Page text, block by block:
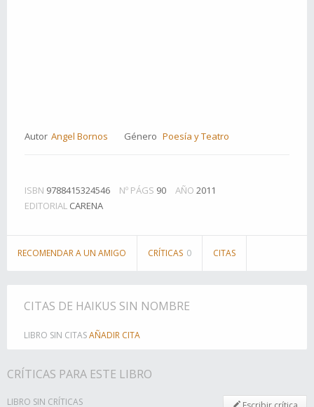
Autor Angel Bornos Género Poesía y Teatro
ISBN 9788415324546 Nº PÁGS 90 AÑO 2011
EDITORIAL CARENA
RECOMENDAR A UN AMIGO CRÍTICAS 0 CITAS
CITAS DE HAIKUS SIN NOMBRE
LIBRO SIN CITASAÑADIR CITA
CRÍTICAS PARA ESTE LIBRO
LIBRO SIN CRÍTICAS